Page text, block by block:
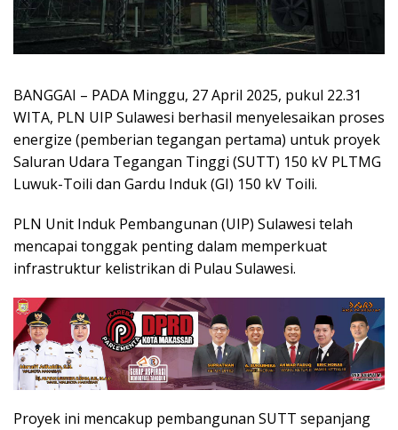
BANGGAI – PADA Minggu, 27 April 2025, pukul 22.31
WITA, PLN UIP Sulawesi berhasil menyelesaikan proses
energize (pemberian tegangan pertama) untuk proyek
Saluran Udara Tegangan Tinggi (SUTT) 150 kV PLTMG
Luwuk-Toili dan Gardu Induk (GI) 150 kV Toili.
PLN Unit Induk Pembangunan (UIP) Sulawesi telah
mencapai tonggak penting dalam memperkuat
infrastruktur kelistrikan di Pulau Sulawesi.
Proyek ini mencakup pembangunan SUTT sepanjang